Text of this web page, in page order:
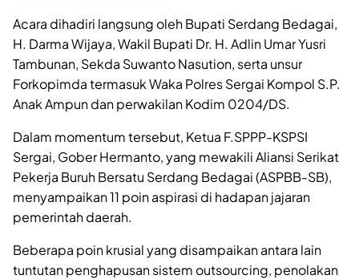
Acara dihadiri langsung oleh Bupati Serdang Bedagai,
H. Darma Wijaya, Wakil Bupati Dr. H. Adlin Umar Yusri
Tambunan, Sekda Suwanto Nasution, serta unsur
Forkopimda termasuk Waka Polres Sergai Kompol S.P.
Anak Ampun dan perwakilan Kodim 0204/DS.
Dalam momentum tersebut, Ketua F.SPPP-KSPSI
Sergai, Gober Hermanto, yang mewakili Aliansi Serikat
Pekerja Buruh Bersatu Serdang Bedagai (ASPBB-SB),
menyampaikan 11 poin aspirasi di hadapan jajaran
pemerintah daerah.
Beberapa poin krusial yang disampaikan antara lain
tuntutan penghapusan sistem outsourcing, penolakan